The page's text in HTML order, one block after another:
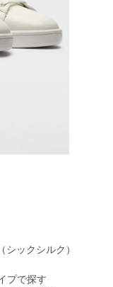
シックシルク）
プで探す